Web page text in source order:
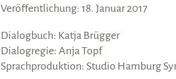
Veröffentlichung: 18. Januar 2017
Dialogbuch: Katja Brügger
Dialogregie: Anja Topf
Sprachproduktion: Studio Hamburg